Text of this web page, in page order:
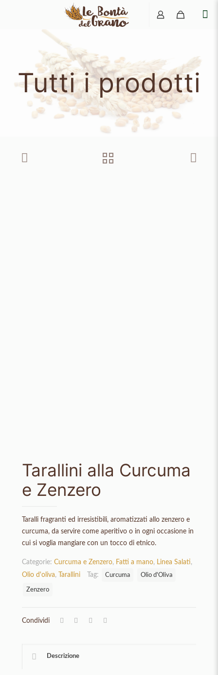
Tutti i prodotti
Tarallini alla Curcuma
e Zenzero
Taralli fragranti ed irresistibili, aromatizzati allo zenzero e
curcuma, da servire come aperitivo o in ogni occasione in
cui si voglia mangiare con un tocco di etnico.
Categorie: Curcuma e Zenzero, Fatti a mano, Linea Salati,
Olio d'oliva, Tarallini Tag: Curcuma Olio d'Oliva
Zenzero
Condividi
Descrizione